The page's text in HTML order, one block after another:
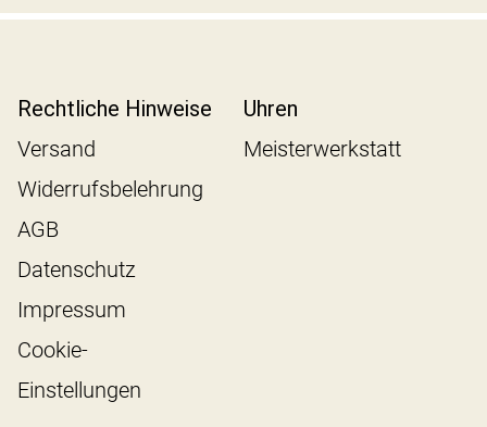
Rechtliche Hinweise
Versand
Widerrufsbelehrung
AGB
Datenschutz
Impressum
Cookie-
Einstellungen
Uhren
Meisterwerkstatt